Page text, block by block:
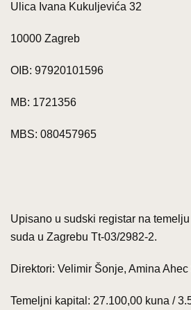
Ulica Ivana Kukuljevića 32
10000 Zagreb
OIB: 97920101596
MB: 1721356
MBS: 080457965
Upisano u sudski registar na
suda u Zagrebu Tt-03/2982-2.
Direktori: Velimir Šonje, Amina
Temeljni kapital: 27.100,00 kuna /